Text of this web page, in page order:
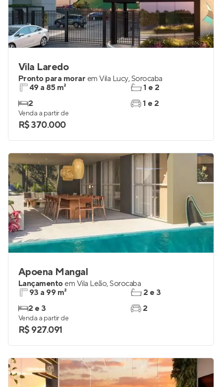
Vila Laredo
Pronto para morar em Vila Lucy,Sorocaba
49 a 85 m²
2
1 e 2
1 e 2
Venda a partir de
R$ 370.000
Apoena Mangal
Lançamento em Vila Leão,Sorocaba
93 a 99 m²
2 e 3
2 e 3
2
Venda a partir de
R$ 927.091